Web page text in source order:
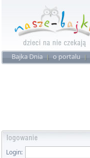
Bajka Dnia o portalu
Login: